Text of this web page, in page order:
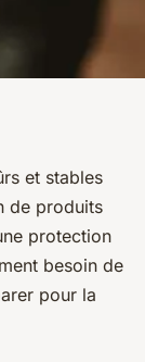
les
et stables
de produits
protection
besoin de
pour la